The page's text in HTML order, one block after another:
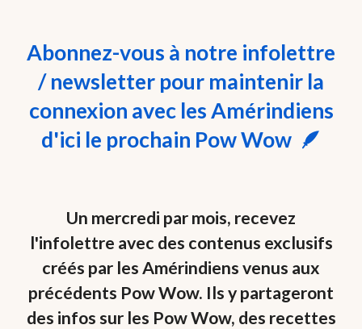
Abonnez-vous à notre infolettre
/ newsletter pour maintenir la
connexion avec les Amérindiens
d'ici le prochain Pow Wow 🪶
Un mercredi par mois, recevez
l'infolettre avec des contenus exclusifs
créés par les Amérindiens venus aux
précédents Pow Wow. Ils y partageront
des infos sur les Pow Wow, des recettes